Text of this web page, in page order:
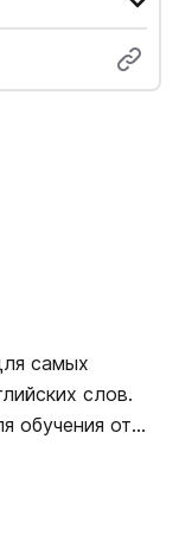
самых
слов.
обучения от
картон.
с его